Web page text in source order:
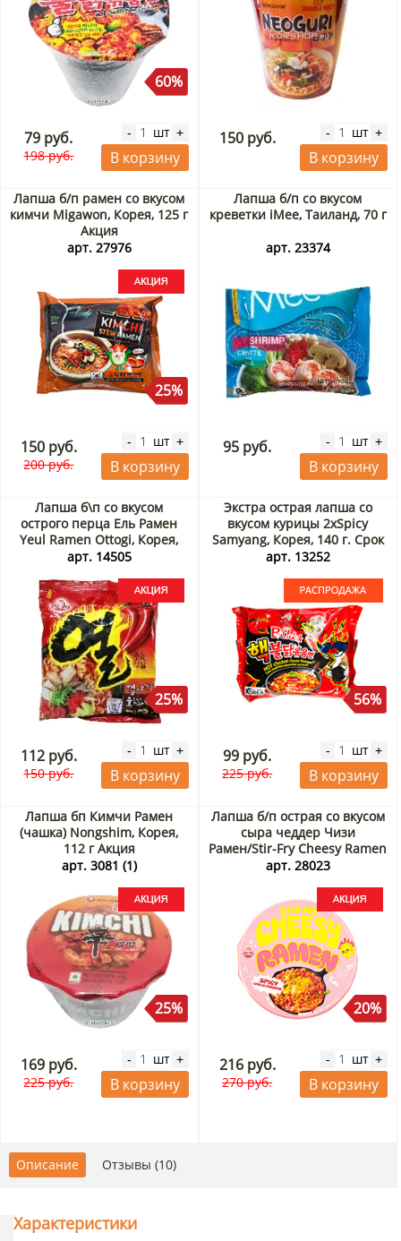
60%
79 руб.
198 руб.
- шт +
В корзину
150 руб. - шт +
В корзину
Лапша б/п рамен со вкусом
кимчи Migawon, Корея, 125 г
Акция
арт. 27976
25%
150 руб.
200 руб.
- шт +
В корзину
Лапша б/п со вкусом
креветки iMee, Таиланд, 70 г
арт. 23374
95 руб. - шт +
В корзину
Лапша б\п со вкусом
острого перца Ель Рамен
Yeul Ramen Ottogi, Корея,
120 г Акция
арт. 14505
25%
112 руб.
150 руб.
- шт +
В корзину
Экстра острая лапша со
вкусом курицы 2хSpicy
Samyang, Корея, 140 г. Срок
до 29.09.2026. Распродажа
арт. 13252
56%
99 руб.
225 руб.
- шт +
В корзину
Лапша бп Кимчи Рамен
(чашка) Nongshim, Корея,
112 г Акция
арт. 3081 (1)
25%
169 руб.
225 руб.
- шт +
В корзину
Лапша б/п острая со вкусом
сыра чеддер Чизи
Рамен/Stir-Fry Cheesy Ramen
Spicy Chili & Cheddar Otoki
арт. 28023
20%
216 руб.
270 руб.
- шт +
В корзину
Описание Отзывы (10)
Характеристики